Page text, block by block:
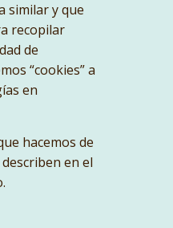
similar y que
recopilar
de
“cookies” a
en
hacemos de
en el